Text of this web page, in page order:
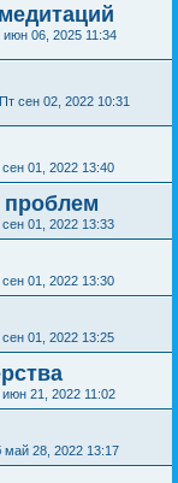
июн 06, 2025 11:34
Пт сен 02, 2022 10:31
сен 01, 2022 13:40
проблем
сен 01, 2022 13:33
сен 01, 2022 13:30
сен 01, 2022 13:25
июн 21, 2022 11:02
май 28, 2022 13:17